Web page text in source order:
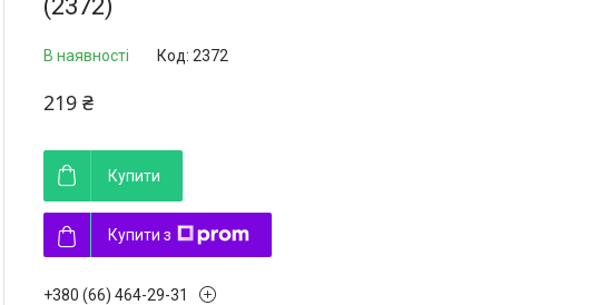
(2372)
В наявності Код: 2372
219 ₴
Купити
Купити з
+380 (66) 464-29-31